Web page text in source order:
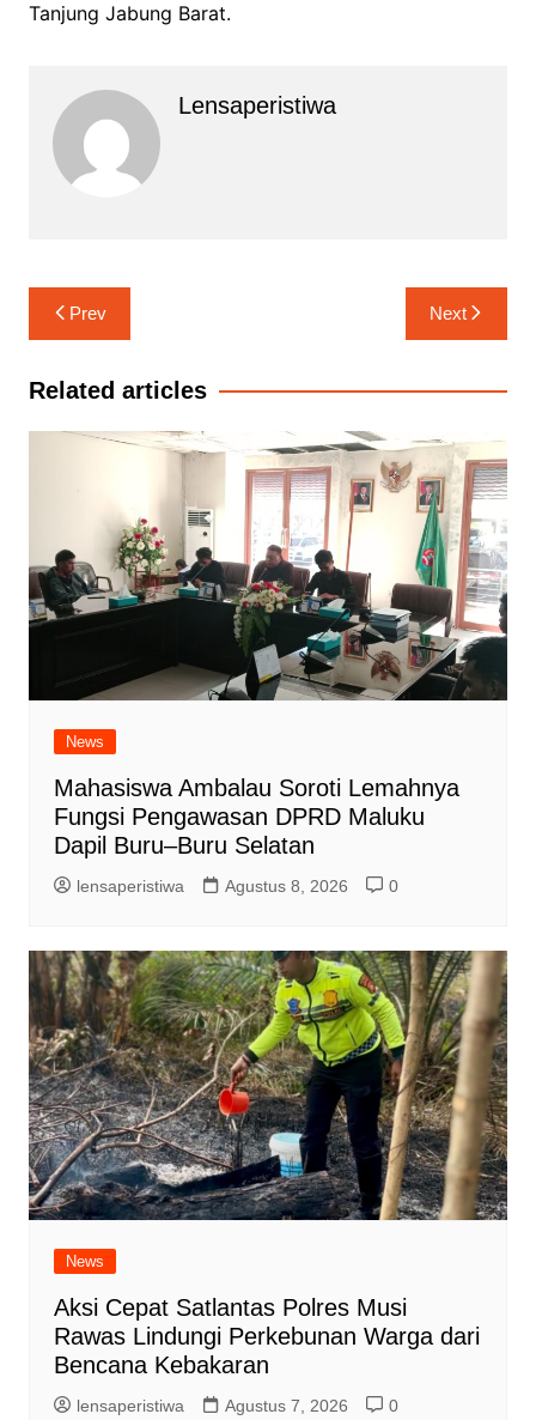
Tanjung Jabung Barat.
Lensaperistiwa
Navigasi
pos
Prev Next
Related articles
News
Mahasiswa Ambalau Soroti Lemahnya
Fungsi Pengawasan DPRD Maluku
Dapil Buru–Buru Selatan
lensaperistiwa Agustus 8, 2026 0
News
Aksi Cepat Satlantas Polres Musi
Rawas Lindungi Perkebunan Warga dari
Bencana Kebakaran
lensaperistiwa Agustus 7, 2026 0